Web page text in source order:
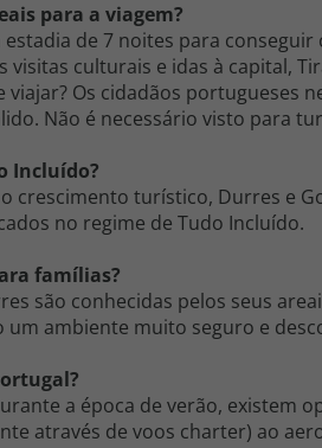
para a viagem?
de 7 noites para
visitas culturais e idas à capital,
viajar? Os cidadãos portugueses
Não é necessário visto para
Incluído?
crescimento turístico, Durres e
no regime de Tudo Incluído.
famílias?
são conhecidas pelos seus
ambiente muito seguro e
a época de verão, existem
através de voos charter) ao